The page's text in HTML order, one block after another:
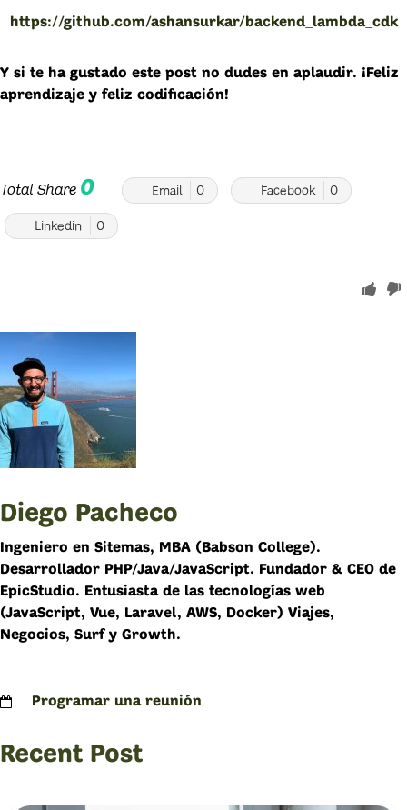
https://github.com/ashansurkar/backend_lambda_cdk
Y si te ha gustado este post no dudes en aplaudir. ¡Feliz
aprendizaje y feliz codificación!
Total Share 0 Email 0 Facebook 0
Linkedin 0
Diego Pacheco
Ingeniero en Sitemas, MBA (Babson College).
Desarrollador PHP/Java/JavaScript. Fundador & CEO de
EpicStudio. Entusiasta de las tecnologías web
(JavaScript, Vue, Laravel, AWS, Docker) Viajes,
Negocios, Surf y Growth.
Programar una reunión
Recent Post